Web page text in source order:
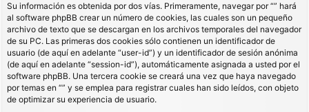
Su información es obtenida por dos vías. Primeramente, navegar por “” hará
al software phpBB crear un número de cookies, las cuales son un pequeño
archivo de texto que se descargan en los archivos temporales del navegador
de su PC. Las primeras dos cookies sólo contienen un identificador de
usuario (de aquí en adelante “user-id”) y un identificador de sesión anónima
(de aquí en adelante “session-id”), automáticamente asignada a usted por el
software phpBB. Una tercera cookie se creará una vez que haya navegado
por temas en “” y se emplea para registrar cuales han sido leídos, con objeto
de optimizar su experiencia de usuario.